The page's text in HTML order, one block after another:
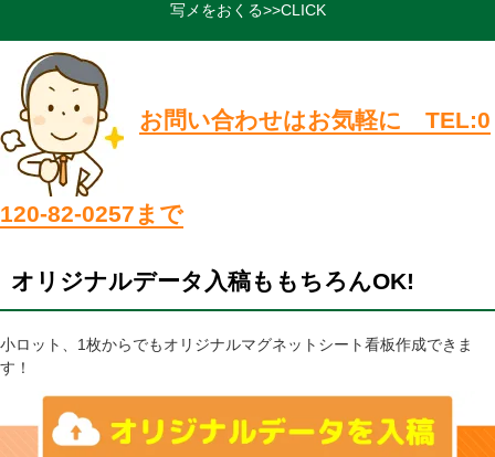
写メをおくる>>CLICK
お問い合わせはお気軽に TEL:0
120-82-0257まで
オリジナルデータ入稿ももちろんOK!
小ロット、1枚からでもオリジナルマグネットシート看板作成できま
す！